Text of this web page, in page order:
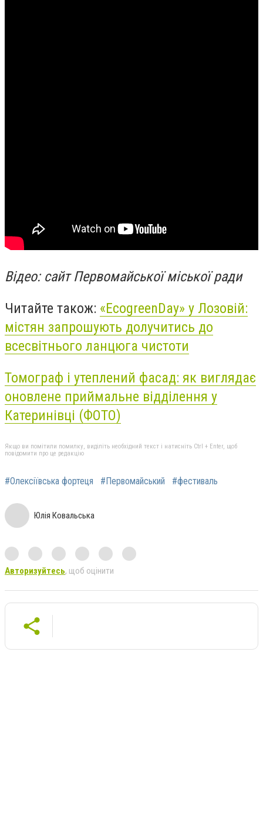
Відео: сайт Первомайської міської ради
Читайте також: «EcogreenDay» у Лозовій:
містян запрошують долучитись до
всесвітнього ланцюга чистоти
Томограф і утеплений фасад: як виглядає
оновлене приймальне відділення у
Катеринівці (ФОТО)
Якщо ви помітили помилку, виділіть необхідний текст і натисніть Ctrl + Enter, щоб
повідомити про це редакцію
#Олексіївська фортеця #Первомайський #фестиваль
Юлія Ковальська
Авторизуйтесь, щоб оцінити